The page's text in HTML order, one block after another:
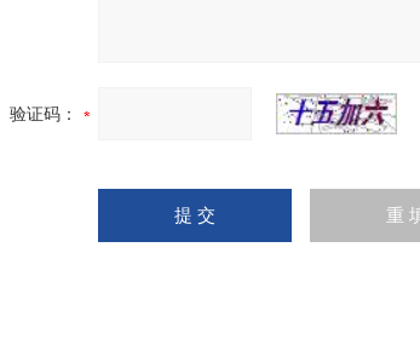
验证码：